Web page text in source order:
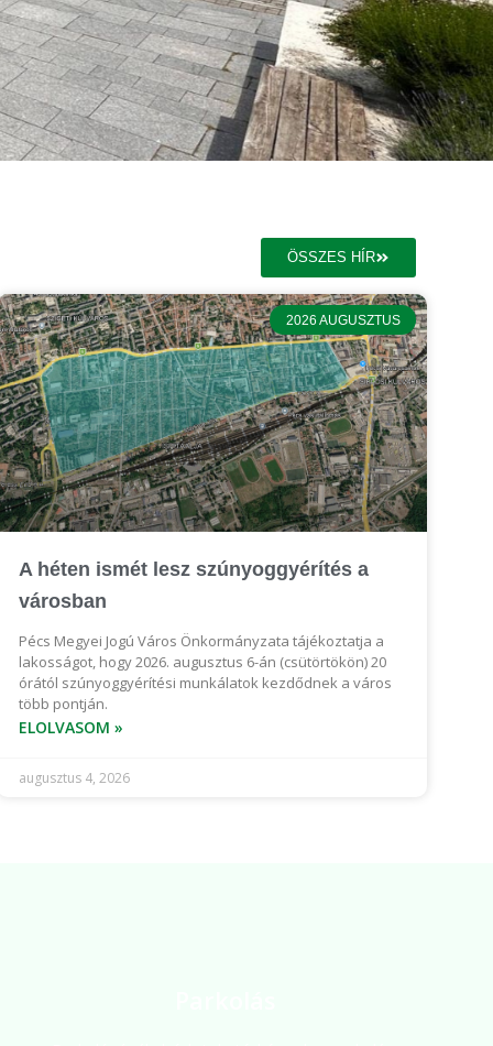
ÖSSZES HÍR
2026 AUGUSZTUS
A héten ismét lesz szúnyoggyérítés a
városban
Pécs Megyei Jogú Város Önkormányzata tájékoztatja a
lakosságot, hogy 2026. augusztus 6-án (csütörtökön) 20
órától szúnyoggyérítési munkálatok kezdődnek a város
több pontján.
ELOLVASOM »
augusztus 4, 2026